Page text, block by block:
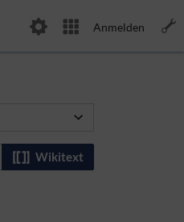
Anmelden
Wikitext